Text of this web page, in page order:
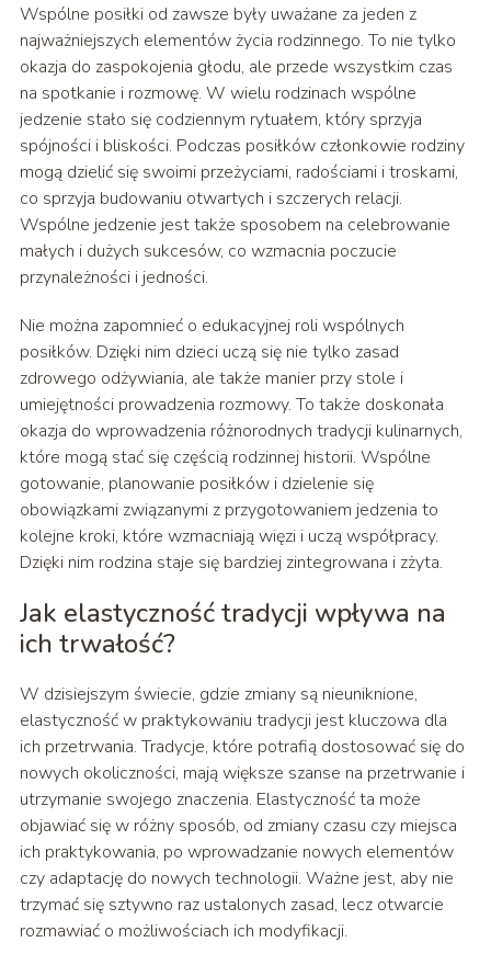
Wspólne posiłki od zawsze były uważane za jeden z
najważniejszych elementów życia rodzinnego. To nie tylko
okazja do zaspokojenia głodu, ale przede wszystkim czas
na spotkanie i rozmowę. W wielu rodzinach wspólne
jedzenie stało się codziennym rytuałem, który sprzyja
spójności i bliskości. Podczas posiłków członkowie rodziny
mogą dzielić się swoimi przeżyciami, radościami i troskami,
co sprzyja budowaniu otwartych i szczerych relacji.
Wspólne jedzenie jest także sposobem na celebrowanie
małych i dużych sukcesów, co wzmacnia poczucie
przynależności i jedności.
Nie można zapomnieć o edukacyjnej roli wspólnych
posiłków. Dzięki nim dzieci uczą się nie tylko zasad
zdrowego odżywiania, ale także manier przy stole i
umiejętności prowadzenia rozmowy. To także doskonała
okazja do wprowadzenia różnorodnych tradycji kulinarnych,
które mogą stać się częścią rodzinnej historii. Wspólne
gotowanie, planowanie posiłków i dzielenie się
obowiązkami związanymi z przygotowaniem jedzenia to
kolejne kroki, które wzmacniają więzi i uczą współpracy.
Dzięki nim rodzina staje się bardziej zintegrowana i zżyta.
Jak elastyczność tradycji wpływa na
ich trwałość?
W dzisiejszym świecie, gdzie zmiany są nieuniknione,
elastyczność w praktykowaniu tradycji jest kluczowa dla
ich przetrwania. Tradycje, które potrafią dostosować się do
nowych okoliczności, mają większe szanse na przetrwanie i
utrzymanie swojego znaczenia. Elastyczność ta może
objawiać się w różny sposób, od zmiany czasu czy miejsca
ich praktykowania, po wprowadzanie nowych elementów
czy adaptację do nowych technologii. Ważne jest, aby nie
trzymać się sztywno raz ustalonych zasad, lecz otwarcie
rozmawiać o możliwościach ich modyfikacji.